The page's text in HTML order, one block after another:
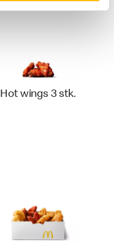
Hot wings 3 stk.